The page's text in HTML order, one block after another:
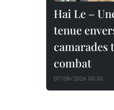
Hai Le –
tenue
camarades
combat
07/08/2026 00:30